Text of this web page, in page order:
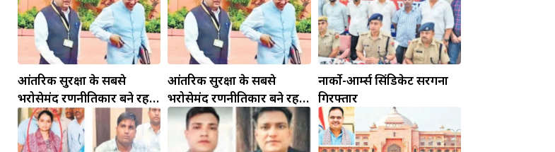
आंतरिक सुरक्षा के सबसे
भरोसेमंद रणनीतिकार बने रहेंगे
गोविंद मोहन
आंतरिक सुरक्षा के सबसे
भरोसेमंद रणनीतिकार बने रहेंगे
गोविंद मोहन
नार्को-आर्म्स सिंडिकेट सरगना
गिरफ्तार